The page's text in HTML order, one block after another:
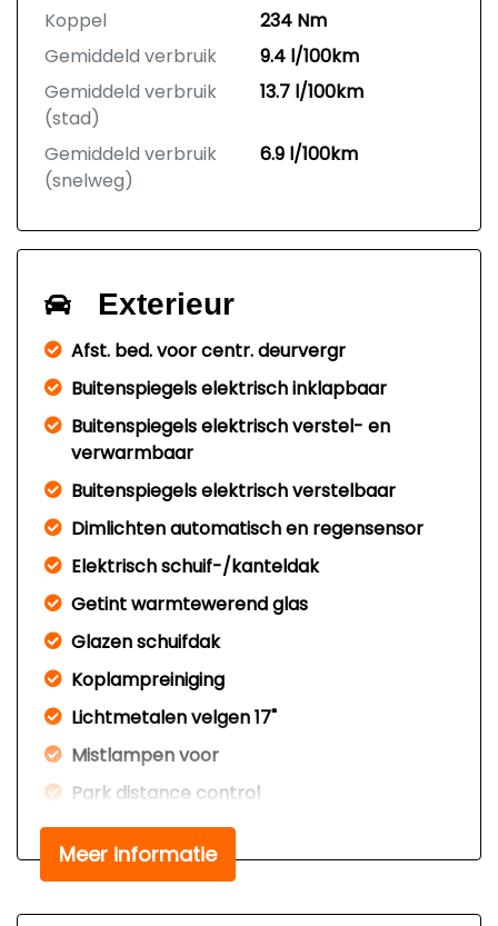
Koppel
234 Nm
Gemiddeld verbruik
9.4 l/100km
Gemiddeld verbruik
(stad)
13.7 l/100km
Gemiddeld verbruik
(snelweg)
6.9 l/100km
Exterieur
Afst. bed. voor centr. deurvergr
Buitenspiegels elektrisch inklapbaar
Buitenspiegels elektrisch verstel- en
verwarmbaar
Buitenspiegels elektrisch verstelbaar
Dimlichten automatisch en regensensor
Elektrisch schuif-/kanteldak
Getint warmtewerend glas
Glazen schuifdak
Koplampreiniging
Lichtmetalen velgen 17"
Mistlampen voor
Park distance control
Parkeersensor voor en achter
Sportvelgen
Meer informatie